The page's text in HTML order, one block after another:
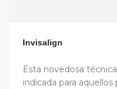
Invisalign
Esta novedosa
indicada para